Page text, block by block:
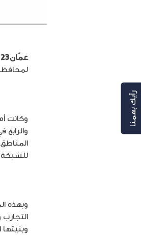
عمّان23 أذار 2022
وكانت
للشبكة
وبهذه
وبنيتها
رأيك بهمنا